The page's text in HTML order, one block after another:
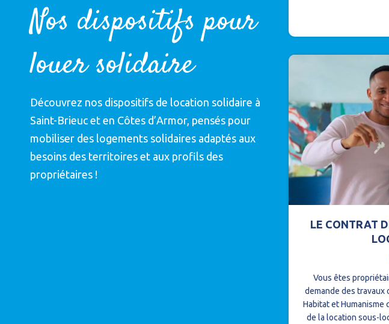
Nos dispositifs pour
louer solidaire
Découvrez nos dispositifs de location solidaire à
Saint-Brieuc et en Côtes d’Armor, pensés pour
mobiliser des logements solidaires adaptés aux
besoins des territoires et aux profils des
propriétaires !
LE CONTRAT
Vous êtes
demande des travaux
Habitat et Humanisme
de la location sous-